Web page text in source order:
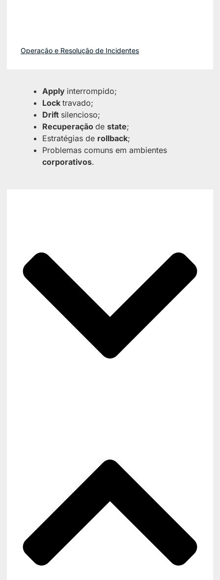
Operação e Resolução de Incidentes
Apply interrompido;
Lock travado;
Drift silencioso;
Recuperação de state;
Estratégias de rollback;
Problemas comuns em ambientes
corporativos.